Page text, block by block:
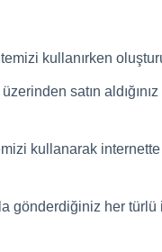
kullanırken
satın
kullanarak
gönderdiğiniz her türlü